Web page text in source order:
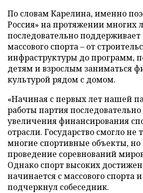
По словам Карелина, именно
Россия» на протяжении многих
последовательно поддерживает
массового спорта – от
инфраструктуры до программ,
детям и взрослым заниматься
культурой рядом с домом.
«Начиная с первых лет нашей
работы партия последовательно
увеличения финансирования
отрасли. Государство смогло не
многие спортивные объекты,
проведение соревнований
Однако спорт высоких
начинается с массового спорта
подчеркнул собеседник.